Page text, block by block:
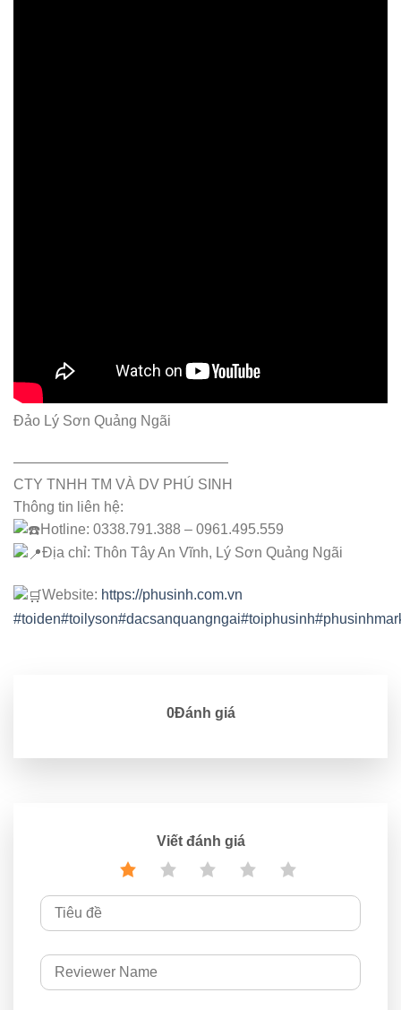
Đảo Lý Sơn Quảng Ngãi
———————————————
CTY TNHH TM VÀ DV PHÚ SINH
Thông tin liên hệ:
Hotline: 0338.791.388 – 0961.495.559
Địa chỉ: Thôn Tây An Vĩnh, Lý Sơn Quảng Ngãi
Website: https://phusinh.com.vn
#toiden#toilyson#dacsanquangngai#toiphusinh
0Đánh giá
Viết đánh giá